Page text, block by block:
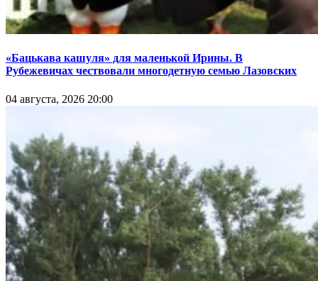
«Бацькава кашуля» для маленькой Ирины. В
Рубежевичах чествовали многодетную семью Лазовских
04 августа, 2026 20:00